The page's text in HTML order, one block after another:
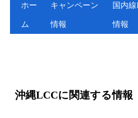
ホー
ム
キャンペーン
情報
国内
情報
沖縄LCCに関連する情報